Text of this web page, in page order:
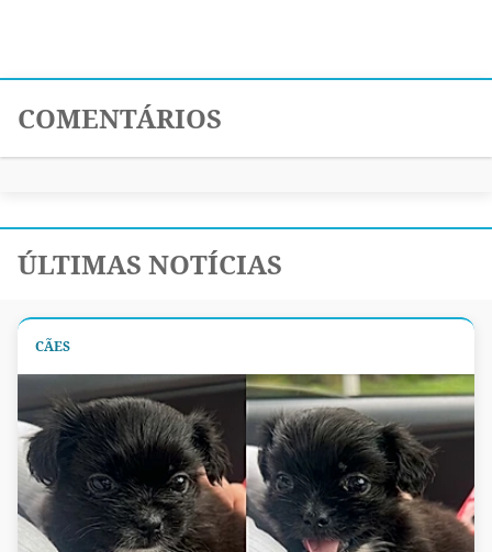
COMENTÁRIOS
ÚLTIMAS NOTÍCIAS
CÃES